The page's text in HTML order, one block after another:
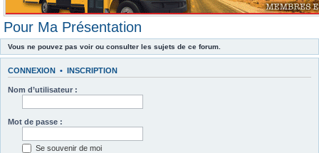
Pour Ma Présentation
Vous ne pouvez pas voir ou consulter les sujets de ce forum.
CONNEXION • INSCRIPTION
Nom d’utilisateur :
Mot de passe :
Se souvenir de moi